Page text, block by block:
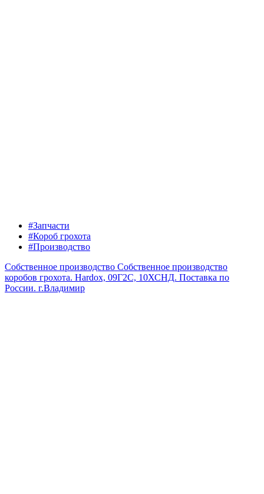
#Запчасти
#Короб грохота
#Производство
Собственное производство Собственное производство
коробов грохота. Hardox, 09Г2С, 10ХСНД. Поставка по
России. г.Владимир